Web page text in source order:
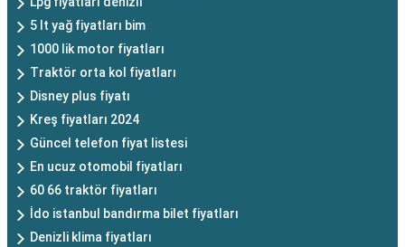
5 lt yağ fiyatları bim
1000 lik motor fiyatları
Traktör orta kol fiyatları
Disney plus fiyatı
Kreş fiyatları 2024
Güncel telefon fiyat listesi
En ucuz otomobil fiyatları
60 66 traktör fiyatları
İdo istanbul bandırma bilet fiyatları
Denizli klima fiyatları